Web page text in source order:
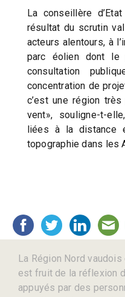
La conseillère
résultat du scrutin
acteurs alentours, à
parc éolien dont le
consultation
concentration de
c’est une région
vent», souligne-t-
liées à la distance
topographie dans les
La Région Nord
est fruit de la réflexion
appuyés par des